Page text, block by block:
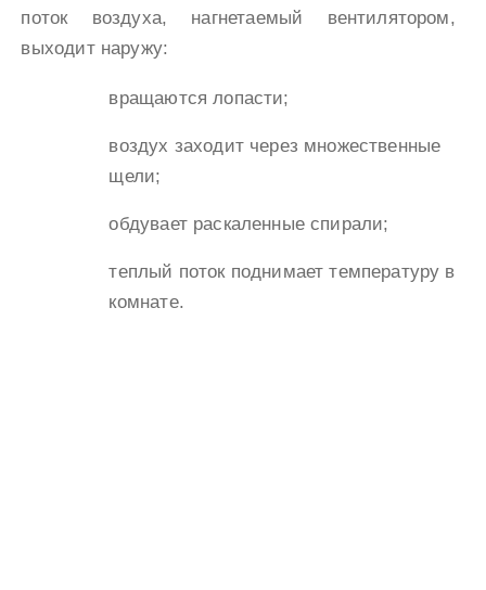
поток воздуха, нагнетаемый вентилятором,
выходит наружу:
вращаются лопасти;
воздух заходит через множественные
щели;
обдувает раскаленные спирали;
теплый поток поднимает температуру в
комнате.